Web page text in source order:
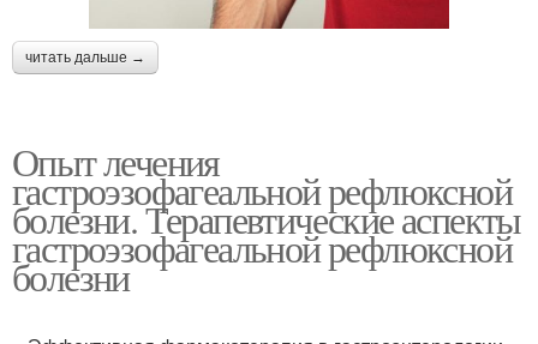
читать дальше →
Опыт лечения
гастроэзофагеальной рефлюксной
болезни. Терапевтические аспекты
гастроэзофагеальной рефлюксной
болезни